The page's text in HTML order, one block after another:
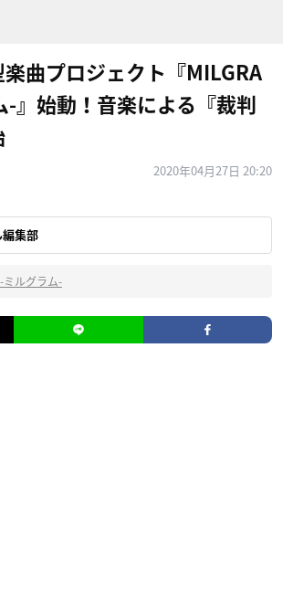
曲プロジェクト『MILGRA
-』始動！音楽による『裁判
2020年04月27日 20:20
編集部
ミルグラム-